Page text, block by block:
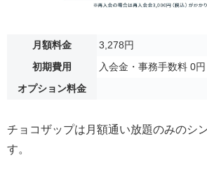
月額料金
3,278円
初期費用
入会金・事務手数料 0円
オプション料金
チョコザップは月額通い放題のみのシ
す。